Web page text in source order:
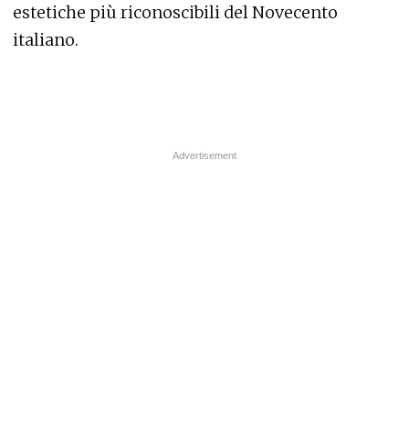
estetiche più riconoscibili del Novecento
italiano.